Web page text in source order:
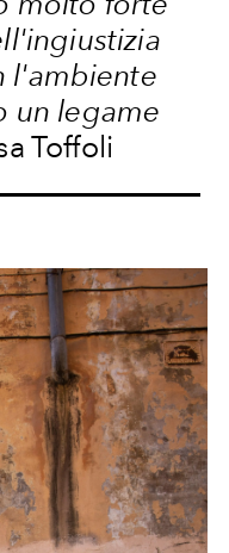
l'ambiente
un legame
Toffoli